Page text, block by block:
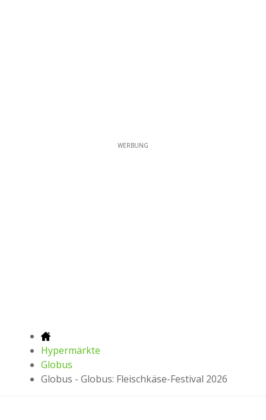
WERBUNG
Hypermärkte
Globus
Globus - Globus: Fleischkäse-Festival 2026